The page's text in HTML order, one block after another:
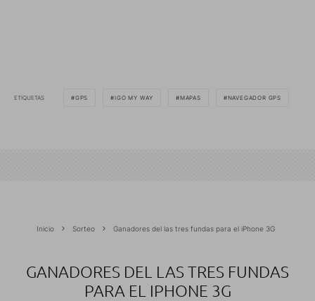
ETIQUETAS GPS IGO MY WAY MAPAS NAVEGADOR GPS
Inicio Sorteo Ganadores del las tres fundas para el iPhone 3G
GANADORES DEL LAS TRES FUNDAS
PARA EL IPHONE 3G